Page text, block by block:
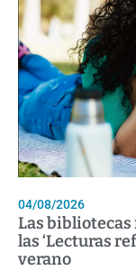
04/08/2026
Las
las ‘Lecturas
verano